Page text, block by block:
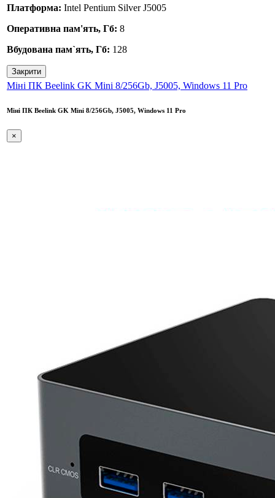
Платформа: Intel Pentium Silver J5005
Оперативна пам'ять, Гб: 8
Вбудована пам`ять, Гб: 128
Закрити
Міні ПК Beelink GK Mini 8/256Gb, J5005, Windows 11 Pro
Міні ПК Beelink GK Mini 8/256Gb, J5005, Windows 11 Pro
×